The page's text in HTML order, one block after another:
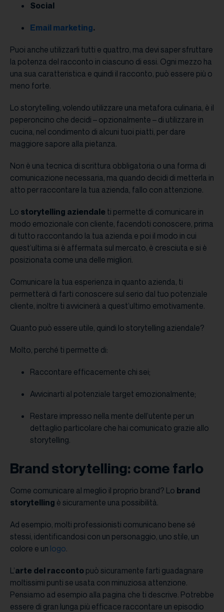
Social
Email marketing.
Puoi anche utilizzarli tutti e quattro, ma devi saper sfruttare
la potenza del racconto in ciascuno di essi. Ogni mezzo ha
una sua caratteristica e quindi il racconto, può essere più o
meno forte.
Lo storytelling, volendo utilizzare una metafora culinaria, è il
peperoncino che decidi – opzionalmente – di utilizzare in
cucina, nel condimento di alcuni tuoi piatti, per dare
maggiore sapore alla pietanza.
Non è una tecnica di scrittura obbligatoria o una forma di
comunicazione necessaria, ma quando decidi di metterla in
atto per raccontare la tua azienda, fallo con attenzione.
Lo storytelling aziendale ti permette di comunicare in
modo emozionale con cliente, facendoti conoscere, prima
di tutto raccontando la tua azienda e poi il modo in cui
quest’ultima si è affermata sul mercato, è cresciuta e si è
posizionata come una delle migliori.
Comunicare la tua esperienza in quanto azienda, ti
permetterà di farti conoscere sul serio dal tuo potenziale
cliente, inoltre ti avvicinerà a quest’ultimo emotivamente.
Quanto può essere utile, quindi lo storytelling aziendale?
Molto, perché ti permette di:
Raccontare efficacemente chi sei;
Avvicinarti al potenziale target emozionalmente;
Restare impresso nella mente dell’utente per un
dettaglio particolare che hai comunicato grazie allo
storytelling.
Brand storytelling: come farlo
Come comunicare al meglio il proprio brand? Lo brand
storytelling è sicuramente una possibilità.
Ad esempio, molti professionisti comunicano bene sé
stessi, identificandosi con un personaggio, uno stile, un
colore e un logo.
L’arte del racconto può sicuramente farti guadagnare
moltissimi punti se usata con minuziosa attenzione.
Pensiamo ad esempio alla pagina che ti descrive. Potrebbe
essere di gran lunga più efficace raccontare un episodio